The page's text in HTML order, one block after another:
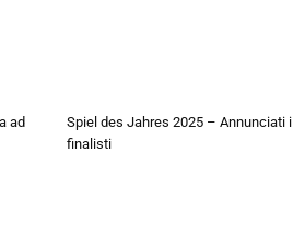
ad
Spiel des Jahres 2025 – Annunciati i
finalisti